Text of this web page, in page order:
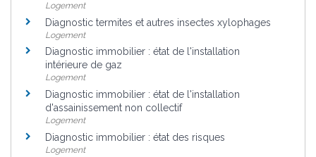
Logement
Diagnostic termites et autres insectes xylophages
Logement
Diagnostic immobilier : état de l'installation
intérieure de gaz
Logement
Diagnostic immobilier : état de l'installation
d'assainissement non collectif
Logement
Diagnostic immobilier : état des risques
Logement